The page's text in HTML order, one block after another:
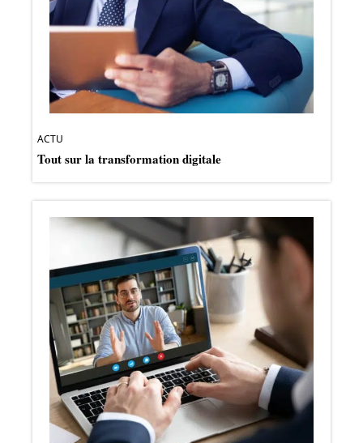
ACTU
Tout sur la transformation digitale